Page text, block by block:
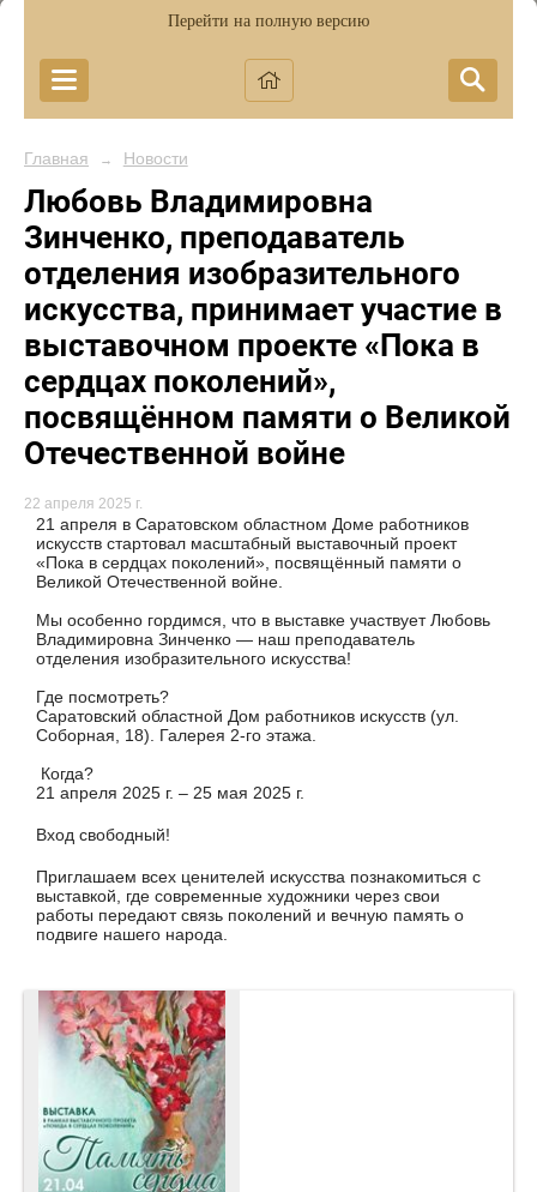
Перейти на полную версию
Главная → Новости
Любовь Владимировна
Зинченко, преподаватель
отделения изобразительного
искусства, принимает участие в
выставочном проекте «Пока в
сердцах поколений»,
посвящённом памяти о Великой
Отечественной войне
22 апреля 2025 г.
21 апреля в Саратовском областном Доме работников
искусств стартовал масштабный выставочный проект
«Пока в сердцах поколений», посвящённый памяти о
Великой Отечественной войне.
Мы особенно гордимся, что в выставке участвует Любовь
Владимировна Зинченко — наш преподаватель
отделения изобразительного искусства!
Где посмотреть?
Саратовский областной Дом работников искусств (ул.
Соборная, 18). Галерея 2-го этажа.
Когда?
21 апреля 2025 г. – 25 мая 2025 г.
Вход свободный!
Приглашаем всех ценителей искусства познакомиться с
выставкой, где современные художники через свои
работы передают связь поколений и вечную память о
подвиге нашего народа.